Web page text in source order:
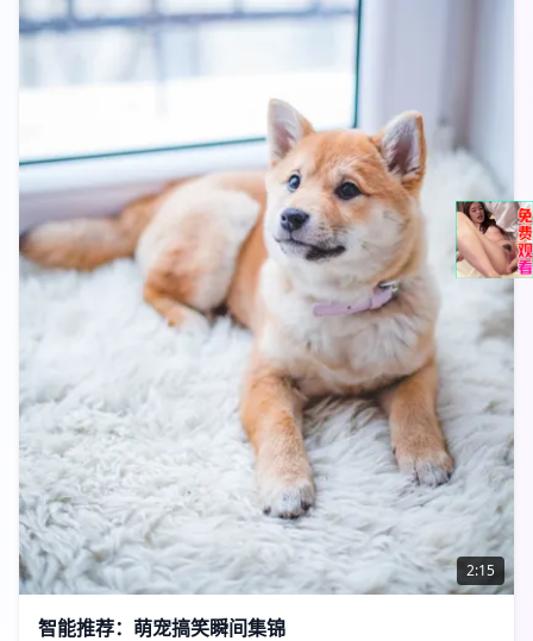
2:15
智能推荐：萌宠搞笑瞬间集锦